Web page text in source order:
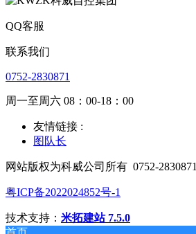
QQ客服
联系我们
0752-2830871
周一至周六 08：00-18：00
友情链接 :
图队长
网站版权为科威公司所有 0752-2830871
粤ICP备2022024852号-1
技术支持： 米拓建站 7.5.0